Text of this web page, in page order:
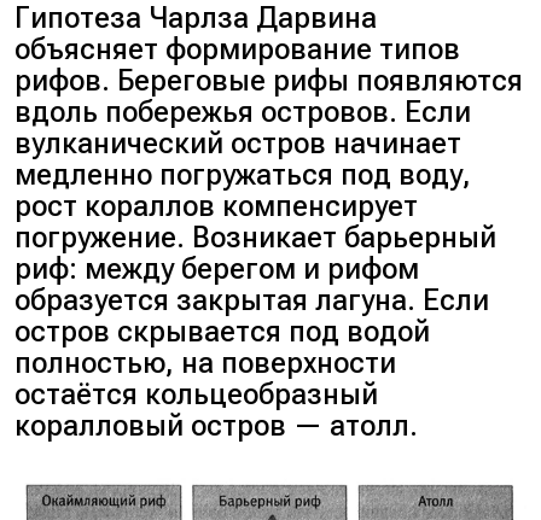
Гипотеза Чарлза Дарвина
объясняет формирование типов
рифов. Береговые рифы появляются
вдоль побережья островов. Если
вулканический остров начинает
медленно погружаться под воду,
рост кораллов компенсирует
погружение. Возникает барьерный
риф: между берегом и рифом
образуется закрытая лагуна. Если
остров скрывается под водой
полностью, на поверхности
остаётся кольцеобразный
коралловый остров — атолл.